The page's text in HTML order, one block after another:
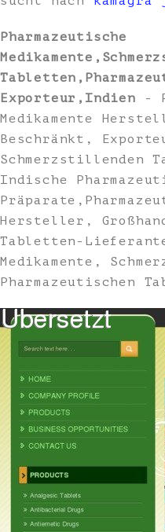
Pharmazeutische
Exporteur,Indien -
Medikamente
Beschränkt,
Schmerzstillenden
Indische
Hersteller,
Tabletten-
Medikamente,
Pharmazeutischen